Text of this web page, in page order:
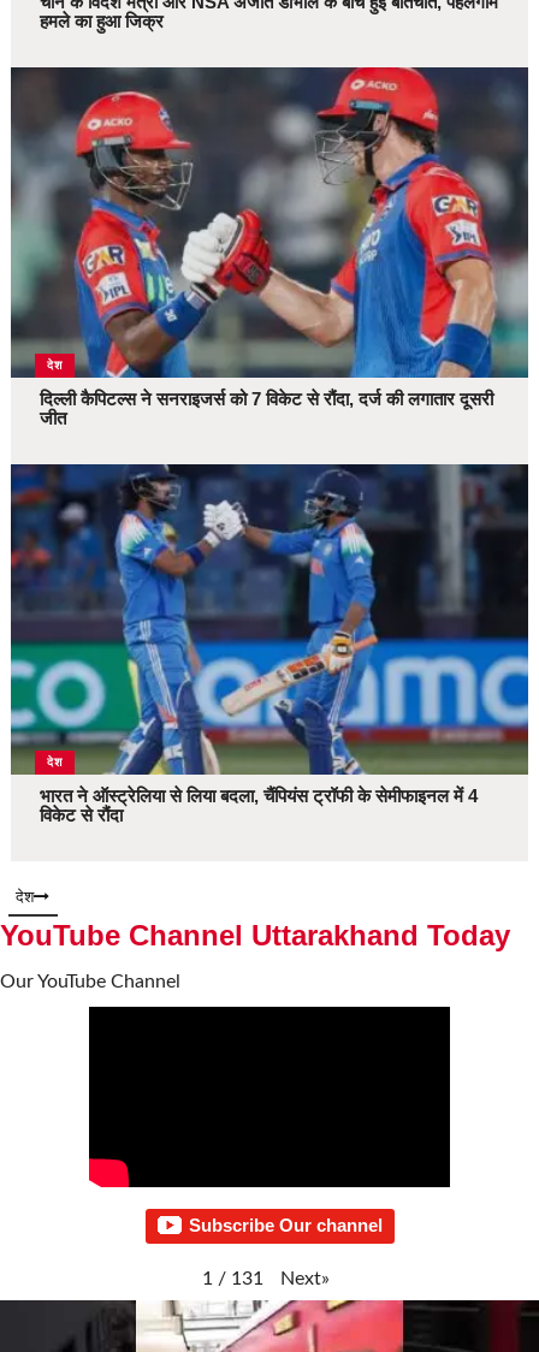
हमले का हुआ जिक्र
देश
दिल्ली कैपिटल्स ने सनराइजर्स को 7 विकेट से रौंदा, दर्ज की लगातार दूसरी
जीत
देश
भारत ने ऑस्ट्रेलिया से लिया बदला, चैंपियंस ट्रॉफी के सेमीफाइनल में 4
विकेट से रौंदा
देश
YouTube Channel Uttarakhand Today
Our YouTube Channel
Subscribe Our channel
1 / 131 Next»